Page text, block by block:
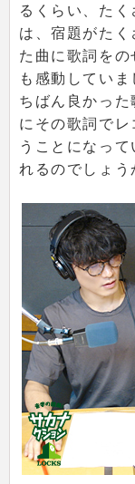
るくらい、た
は、宿題がた
た曲に歌詞を
も感動してい
ちばん良かっ
にその歌詞で
うことになっ
れるのでしょう